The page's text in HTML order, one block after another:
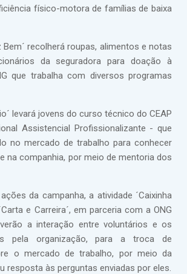
físico-motora de famílias de baixa
Bem´ recolherá roupas, alimentos e notas
da seguradora para doação à
que trabalha com diversos programas
levará jovens do curso técnico do CEAP
Assistencial Profissionalizante - que
no mercado de trabalho para conhecer
na companhia, por meio de mentoria dos
da campanha, a atividade ´Caixinha
e Carreira´, em parceria com a ONG
a interação entre voluntários e os
pela organização, para a troca de
o mercado de trabalho, por meio da
resposta às perguntas enviadas por eles.